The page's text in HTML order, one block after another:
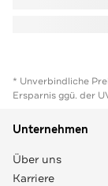
* Unverbindliche
Ersparnis ggü. der
Unternehmen
Über uns
Karriere